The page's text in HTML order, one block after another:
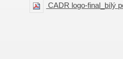
CADR logo-final_bílý